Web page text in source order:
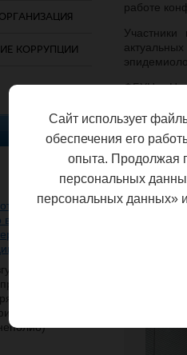
КОРРУПЦИИ
линию
работе
ФБУН
института,
вирусных
В
На
GII.4
Сайт использует
обеспечения его
опыта. Продолжая
персональных
персональных данных»